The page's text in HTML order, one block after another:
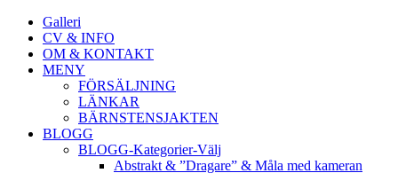
Galleri
CV & INFO
OM & KONTAKT
MENY
FÖRSÄLJNING
LÄNKAR
BÄRNSTENSJAKTEN
BLOGG
BLOGG-Kategorier-Välj
Abstrakt & ”Dragare” & Måla med kameran